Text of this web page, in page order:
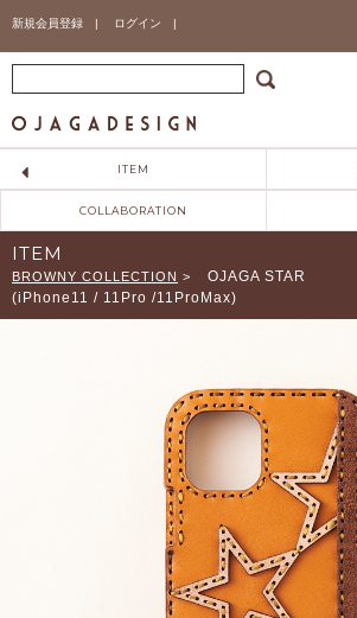
新規会員登録 | ログイン |
ITEM
COLLABORATION
ITEM
BROWNY COLLECTION >
OJAGA STAR
(iPhone11 / 11Pro /11ProMax)